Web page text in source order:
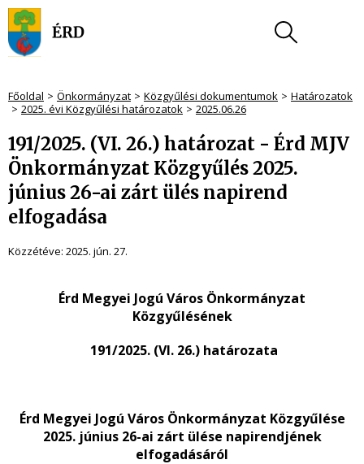
Főoldal Önkormányzat Közgyűlési dokumentumok
Határozatok
2025. évi Közgyűlési határozatok
2025.06.26
191/2025. (VI. 26.) határozat - Érd MJV
Önkormányzat Közgyűlés 2025.
június 26-ai zárt ülés napirend
elfogadása
Közzétéve: 2025. jún. 27.
Érd Megyei Jogú Város Önkormányzat
Közgyűlésének
191/2025. (VI. 26.) határozata
Érd Megyei Jogú Város Önkormányzat Közgyűlése
2025. június 26-ai zárt ülése napirendjének
elfogadásáról